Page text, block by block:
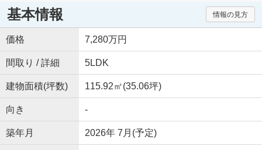
基本情報 情報の見方
価格 7,280万円
間取り / 詳細 5LDK
建物面積(坪数) 115.92㎡(35.06坪)
向き -
築年月 2026年 7月(予定)